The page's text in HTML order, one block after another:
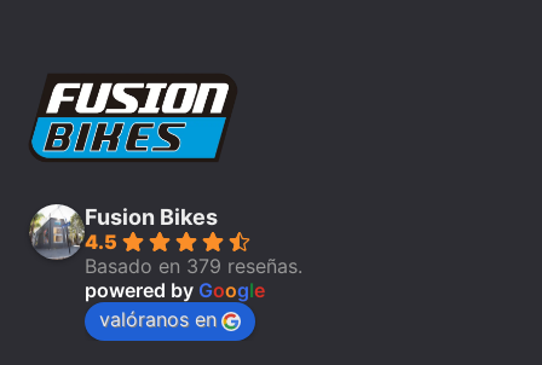
Fusion Bikes
4.5
Basado en 379 reseñas.
powered by Google
valóranos en